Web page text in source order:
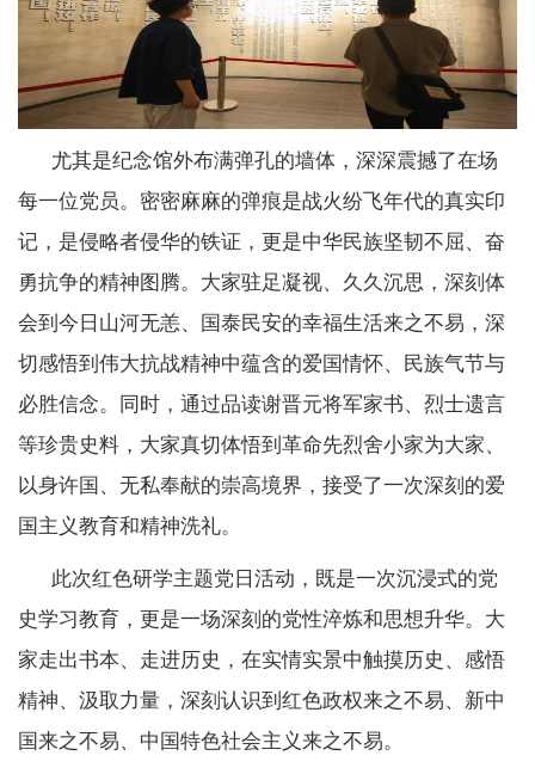
尤其是纪念馆外布满弹孔的墙体，深深震撼了在场
每一位党员。密密麻麻的弹痕是战火纷飞年代的真实印
记，是侵略者侵华的铁证，更是中华民族坚韧不屈、奋
勇抗争的精神图腾。大家驻足凝视、久久沉思，深刻体
会到今日山河无恙、国泰民安的幸福生活来之不易，深
切感悟到伟大抗战精神中蕴含的爱国情怀、民族气节与
必胜信念。同时，通过品读谢晋元将军家书、烈士遗言
等珍贵史料，大家真切体悟到革命先烈舍小家为大家、
以身许国、无私奉献的崇高境界，接受了一次深刻的爱
国主义教育和精神洗礼。
此次红色研学主题党日活动，既是一次沉浸式的党
史学习教育，更是一场深刻的党性淬炼和思想升华。大
家走出书本、走进历史，在实情实景中触摸历史、感悟
精神、汲取力量，深刻认识到红色政权来之不易、新中
国来之不易、中国特色社会主义来之不易。